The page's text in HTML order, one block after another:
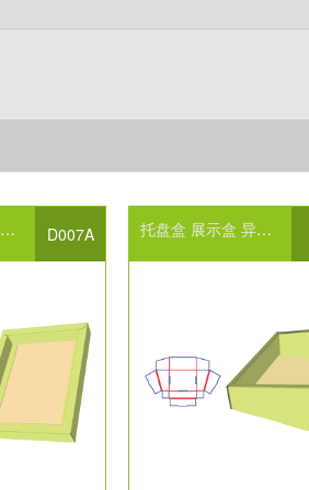
包装盒结构设计
D007A 托盘盒 展示盒 异型包装盒设计